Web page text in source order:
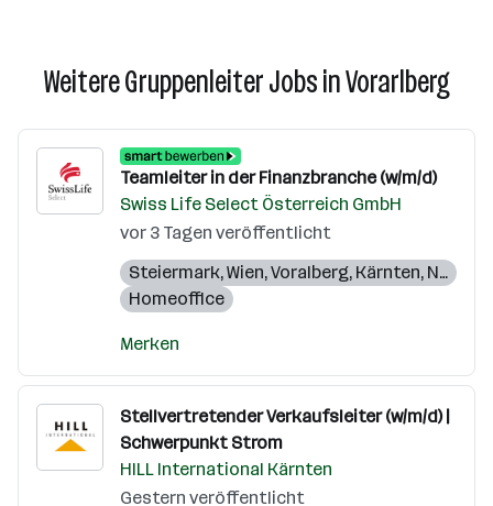
Weitere Gruppenleiter Jobs in Vorarlberg
Teamleiter in der Finanzbranche (w/m/d)
Swiss Life Select Österreich GmbH
vor 3 Tagen veröffentlicht
Steiermark,Wien,Voralberg, Kärnten, Niederösterreich
Homeoffice
Merken
Stellvertretender Verkaufsleiter (w/m/d) |
Schwerpunkt Strom
HILL International Kärnten
Gestern veröffentlicht